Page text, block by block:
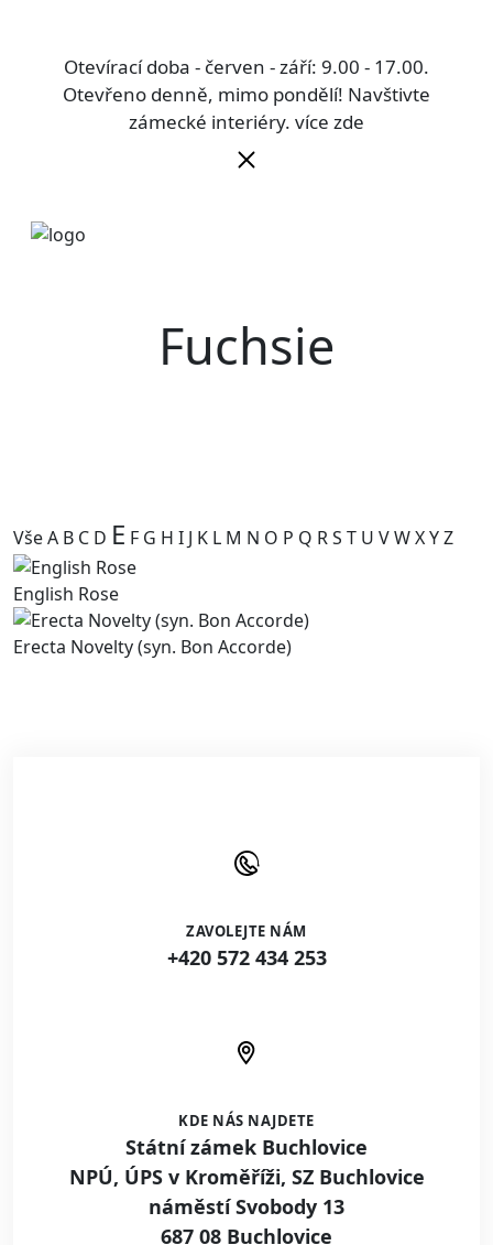
Otevírací doba - červen - září: 9.00 - 17.00.
Otevřeno denně, mimo pondělí! Navštivte
zámecké interiéry. více zde
Fuchsie
VšeA B C D E F G H I J K L M N O P Q RS T U VWXYZ
English Rose
Erecta Novelty (syn. Bon Accorde)
ZAVOLEJTE NÁM
+420 572 434 253
KDE NÁS NAJDETE
Státní zámek Buchlovice
NPÚ, ÚPS v Kroměříži, SZ Buchlovice
náměstí Svobody 13
687 08 Buchlovice